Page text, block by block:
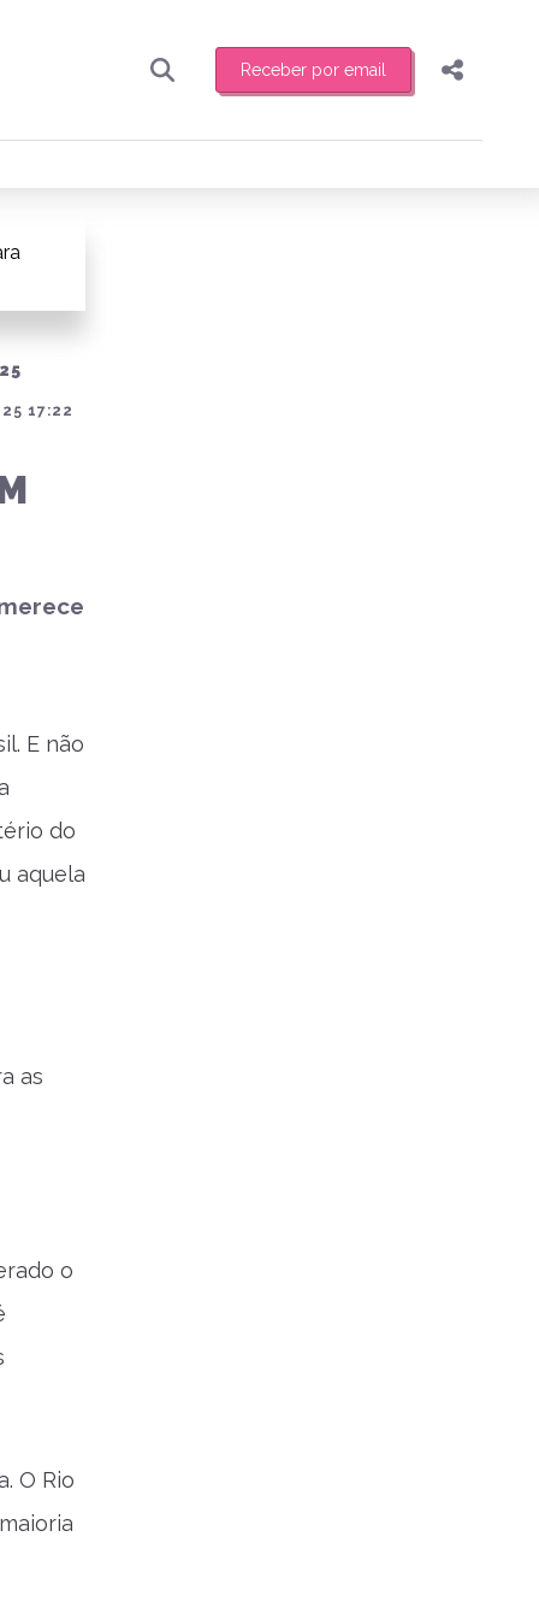
Receber por email
toda sexta-feira de manhã o resumo
novidades
Compartilhar
17:22
E não
do
aquela
as
o
O Rio